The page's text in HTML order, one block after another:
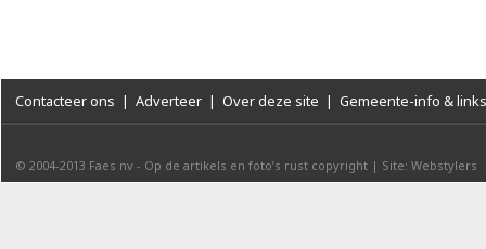
Contacteer ons | Adverteer | Over deze site | Gemeente-info & links
© 2004-2013 Faes nv - Op de artikels en foto’s rust copyright | Site: Webstylers